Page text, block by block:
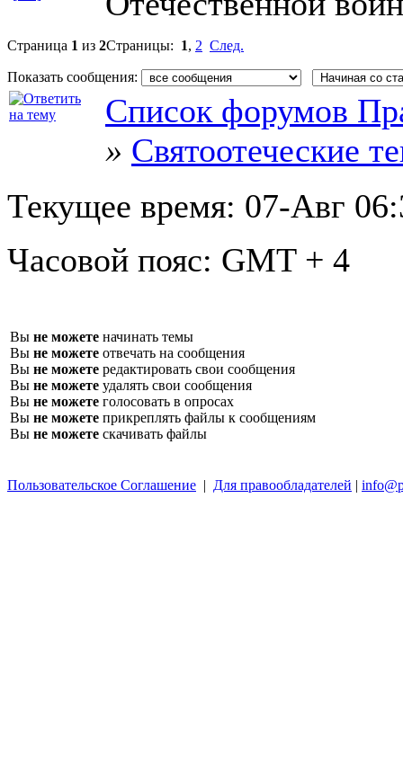
Страница 1 из 2Страницы: 1, 2 След.
Показать сообщения:
Список форумов
» Святоотеческие
Текущее время: 07-Авг
Часовой пояс: GMT + 4
Вы не можете начинать темы
Вы не можете отвечать на сообщения
Вы не можете редактировать свои сообщения
Вы не можете удалять свои сообщения
Вы не можете голосовать в опросах
Вы не можете прикреплять файлы к сообщениям
Вы не можете скачивать файлы
Пользовательское Соглашение | Для правообладателей |